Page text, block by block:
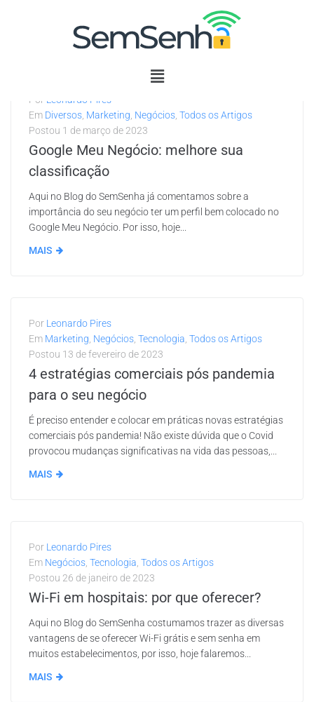
Por Leonardo Pires
Em Diversos Marketing Negócios Todos os Artigos
Postou 1 de março de 2023
Google Meu Negócio: melhore sua
classificação
Aqui no Blog do SemSenha já comentamos sobre a
importância do seu negócio ter um perfil bem colocado no
Google Meu Negócio. Por isso, hoje...
MAIS
Por Leonardo Pires
Em Marketing Negócios Tecnologia Todos os Artigos
Postou 13 de fevereiro de 2023
4 estratégias comerciais pós pandemia
para o seu negócio
É preciso entender e colocar em práticas novas estratégias
comerciais pós pandemia! Não existe dúvida que o Covid
provocou mudanças significativas na vida das pessoas,...
MAIS
Por Leonardo Pires
Em Negócios Tecnologia Todos os Artigos
Postou 26 de janeiro de 2023
Wi-Fi em hospitais: por que oferecer?
Aqui no Blog do SemSenha costumamos trazer as diversas
vantagens de se oferecer Wi-Fi grátis e sem senha em
muitos estabelecimentos, por isso, hoje falaremos...
MAIS